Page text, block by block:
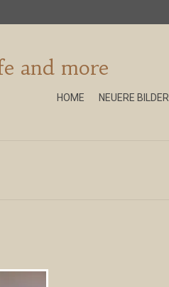
and more
HOME NEUERE BILDER